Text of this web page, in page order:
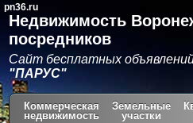
pn36.ru
Недвижимость
посредников
Сайт бесплатных
"ПАРУС"
Коммерческая
недвижимость
Земельные
участки